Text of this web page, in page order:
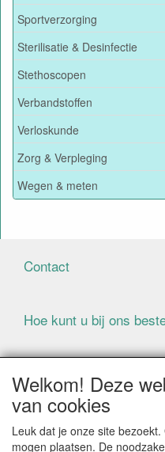
Sportverzorging
Sterilisatie & Desinfectie
Stethoscopen
Verbandstoffen
Verloskunde
Zorg & Verpleging
Wegen & meten
Contact
Hoe kunt u bij ons
Voorwaarden
BIJ BESTELLINGEN
Welkom! Deze
van cookies
Leuk dat je onze site
mogen plaatsen. De